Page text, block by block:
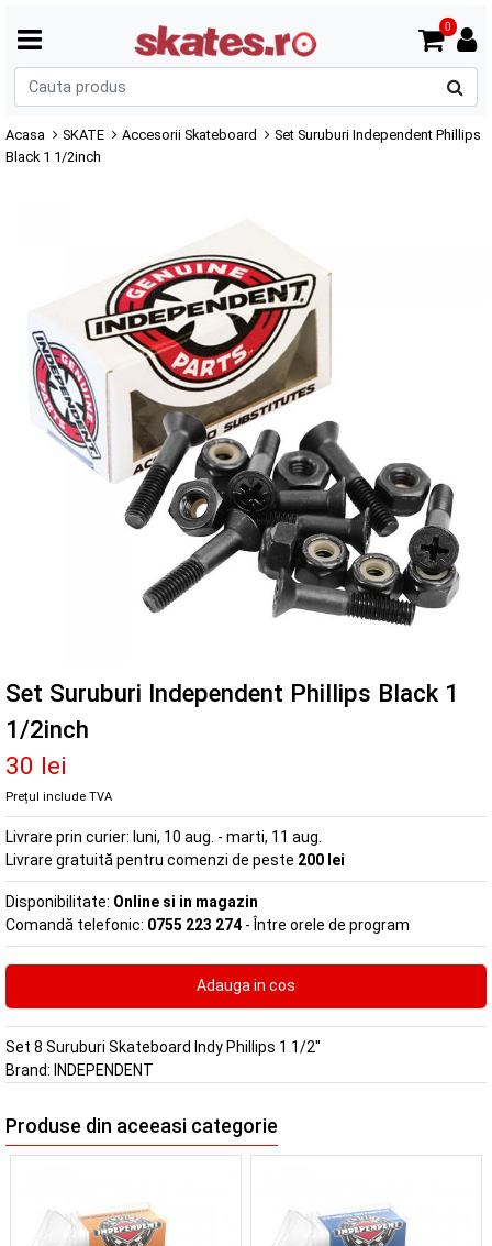
0
Acasa SKATE Accesorii Skateboard
Set Suruburi Independent Phillips
Black 1 1/2inch
Set Suruburi Independent Phillips Black 1
1/2inch
30 lei
Prețul include TVA
Livrare prin curier: luni, 10 aug. - marti, 11 aug.
Livrare gratuită pentru comenzi de peste 200 lei
Disponibilitate: Online si in magazin
Comandă telefonic: 0755 223 274 - Între orele de program
Set 8 Suruburi Skateboard Indy Phillips 1 1/2''
Brand: INDEPENDENT
Produse din aceeasi categorie